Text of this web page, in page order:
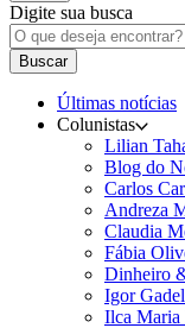
Digite sua busca
Buscar
Últimas notícias
Colunistas
Lilian
Blog do
Carlos
Andreza
Claudia
Fábia
Dinheiro
Igor
Ilca Maria